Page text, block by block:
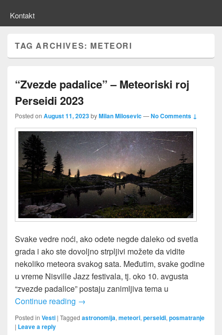
Kontakt
TAG ARCHIVES: METEORI
“Zvezde padalice” – Meteoriski roj
Perseidi 2023
Posted on August 11, 2023byMilan Milosevic—No Comments ↓
Svake vedre noći, ako odete negde daleko od svetla
grada i ako ste dovoljno strpljivi možete da vidite
nekoliko meteora svakog sata. Međutim, svake godine
u vreme Nisville Jazz festivala, tj. oko 10. avgusta
“zvezde padalice” postaju zanimljiva tema u
Continue reading “Zvezde padalice” – Meteoriski roj
→
Posted in Vesti | Tagged astronomija, meteori, perseidi, posmatranje
| Leave a reply